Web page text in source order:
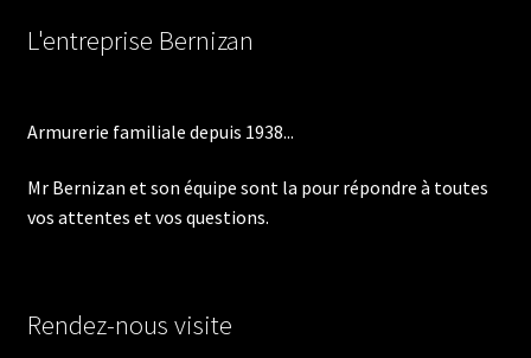
L'entreprise Bernizan
Armurerie familiale depuis 1938...
Mr Bernizan et son équipe sont la pour répondre à toutes
vos attentes et vos questions.
Rendez-nous visite